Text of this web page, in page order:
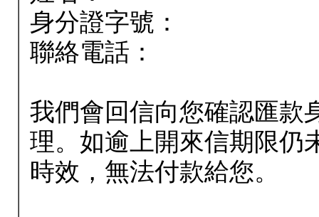
身分證字號：
聯絡電話：
我們會回信向您確認匯款
理。如逾上開來信期限仍
時效，無法付款給您。